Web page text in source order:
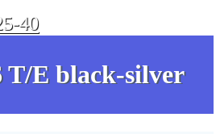
40
T/E black-silver